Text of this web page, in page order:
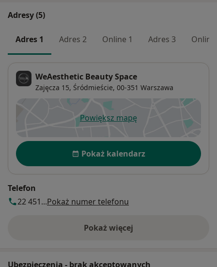
Adresy (5)
Adres 1 Adres 2 Online 1 Adres 3 Online
WeAesthetic Beauty Space
Zajęcza 15, Śródmieście, 00-351 Warszawa
Powiększ mapęotwiera się w nowej karcie
Dostępność
Pokaż kalendarz
Telefon
22 451...Pokaż numer telefonu
Pokaż więcej
o adresie
Ubezpieczenia - brak akceptowanych